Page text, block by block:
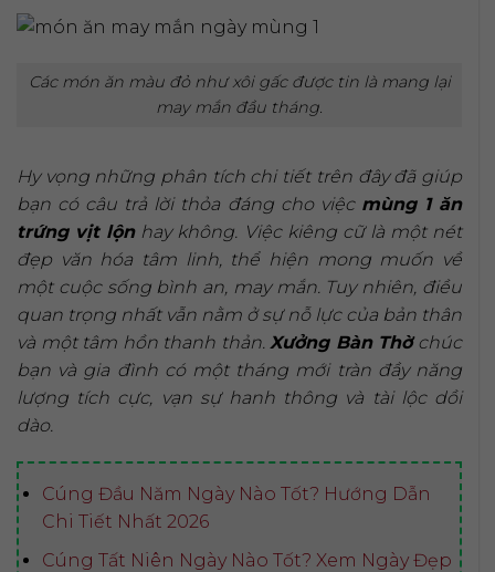
Các món ăn màu đỏ như xôi gấc được tin là mang lại
may mắn đầu tháng.
Hy vọng những phân tích chi tiết trên đây đã giúp
bạn có câu trả lời thỏa đáng cho việc mùng 1 ăn
trứng vịt lộnhay không. Việc kiêng cữ là một nét
đẹp văn hóa tâm linh, thể hiện mong muốn về
một cuộc sống bình an, may mắn. Tuy nhiên, điều
quan trọng nhất vẫn nằm ở sự nỗ lực của bản thân
và một tâm hồn thanh thản. Xưởng Bàn Thờchúc
bạn và gia đình có một tháng mới tràn đầy năng
lượng tích cực, vạn sự hanh thông và tài lộc dồi
dào.
Cúng Đầu Năm Ngày Nào Tốt? Hướng Dẫn
Chi Tiết Nhất 2026
Cúng Tất Niên Ngày Nào Tốt? Xem Ngày Đẹp